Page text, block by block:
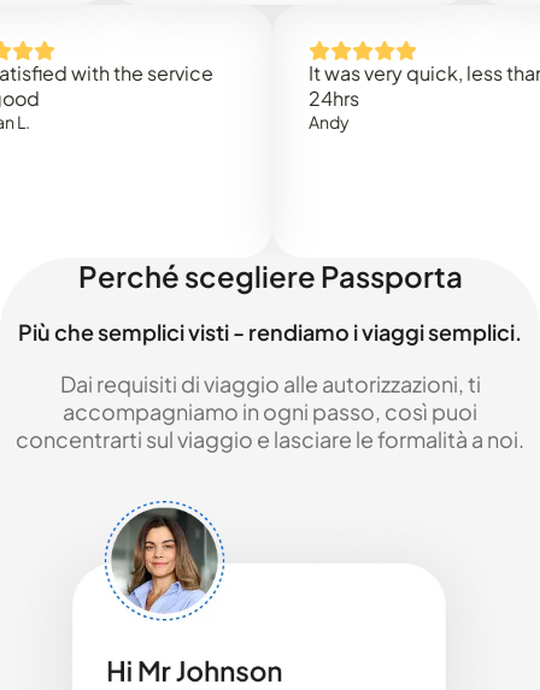
with the service
It was very quick, less than
Perché scegliere Passporta
Più che semplici visti - rendiamo i viaggi semplici.
Dai requisiti di viaggio alle autorizzazioni, ti
accompagniamo in ogni passo, così puoi
concentrarti sul viaggio e lasciare le formalità a noi.